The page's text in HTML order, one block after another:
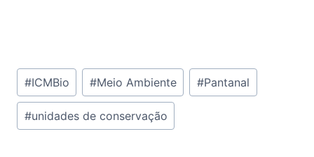
Tags
do
Post:
#ICMBio #Meio Ambiente #Pantanal
#unidades de conservação